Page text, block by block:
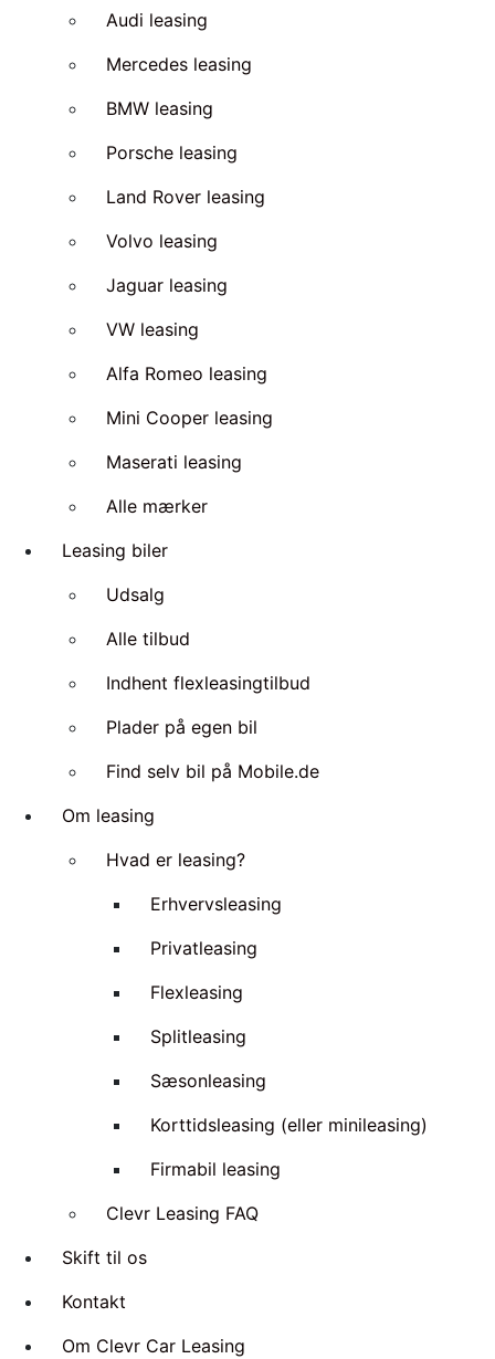
Audi leasing
Mercedes leasing
BMW leasing
Porsche leasing
Land Rover leasing
Volvo leasing
Jaguar leasing
VW leasing
Alfa Romeo leasing
Mini Cooper leasing
Maserati leasing
Alle mærker
Leasing biler
Udsalg
Alle tilbud
Indhent flexleasingtilbud
Plader på egen bil
Find selv bil på Mobile.de
Om leasing
Hvad er leasing?
Erhvervsleasing
Privatleasing
Flexleasing
Splitleasing
Sæsonleasing
Korttidsleasing (eller minileasing)
Firmabil leasing
Clevr Leasing FAQ
Skift til os
Kontakt
Om Clevr Car Leasing